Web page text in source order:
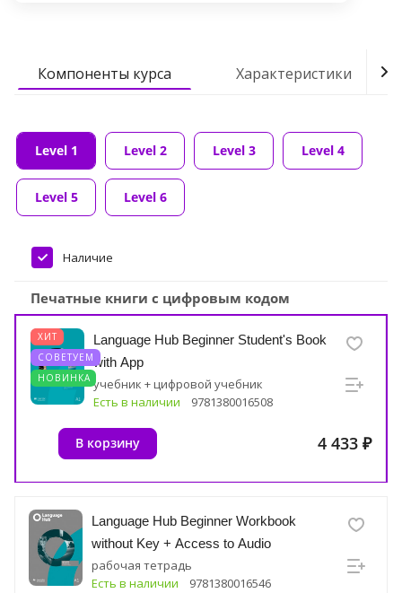
Компоненты курса Характеристики
Level 1 Level 2 Level 3 Level 4
Level 5 Level 6
Наличие
Печатные книги с цифровым кодом
ХИТ
СОВЕТУЕМ
НОВИНКА
Language Hub Beginner Student's Book
with App
учебник + цифровой учебник
Есть в наличии
9781380016508
4 433 ₽
В корзину
Language Hub Beginner Workbook
without Key + Access to Audio
рабочая тетрадь
Есть в наличии
9781380016546